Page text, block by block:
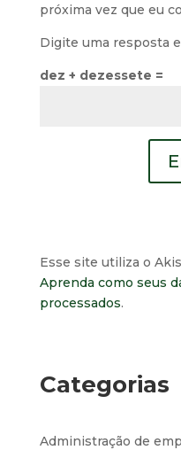
próxima vez que eu
Digite uma resposta
dez + dezessete =
Esse site utiliza o
Aprenda como seus
processados.
Categorias
Administração de